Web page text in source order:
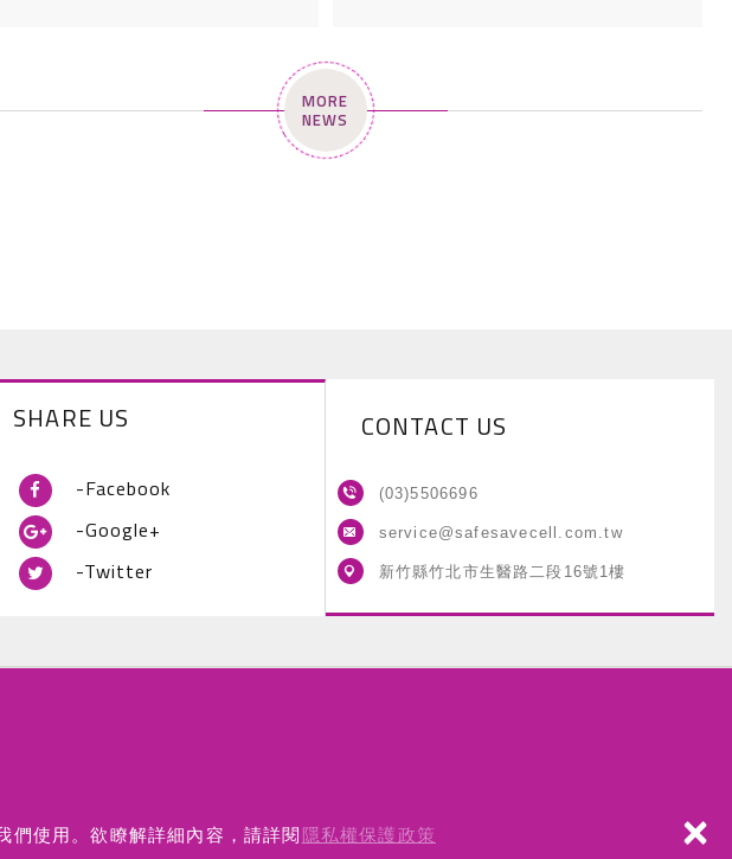
們使用。欲瞭解詳細內容，請詳閱 隱私權保護政策 ×
MORE
NEWS
SHARE US
-Facebook
-Google+
-Twitter
CONTACT US
(03)5506696
service@safesavecell.com.tw
新竹縣竹北市生醫路二段16號1樓
Co., Ltd All Rights Reserved.